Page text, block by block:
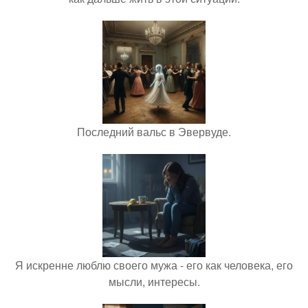
Последний вальс в Эвервуде.
Я искренне люблю своего мужа - его как человека, его
мысли, интересы.